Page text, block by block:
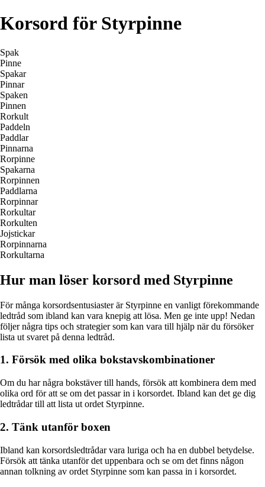
Korsord för Styrpinne
Spak
Pinne
Spakar
Pinnar
Spaken
Pinnen
Rorkult
Paddeln
Paddlar
Pinnarna
Rorpinne
Spakarna
Rorpinnen
Paddlarna
Rorpinnar
Rorkultar
Rorkulten
Jojstickar
Rorpinnarna
Rorkultarna
Hur man löser korsord med Styrpinne
För många korsordsentusiaster är Styrpinne en vanligt förekommande
ledtråd som ibland kan vara knepig att lösa. Men ge inte upp! Nedan
följer några tips och strategier som kan vara till hjälp när du försöker
lista ut svaret på denna ledtråd.
1. Försök med olika bokstavskombinationer
Om du har några bokstäver till hands, försök att kombinera dem med
olika ord för att se om det passar in i korsordet. Ibland kan det ge dig
ledtrådar till att lista ut ordet Styrpinne.
2. Tänk utanför boxen
Ibland kan korsordsledtrådar vara luriga och ha en dubbel betydelse.
Försök att tänka utanför det uppenbara och se om det finns någon
annan tolkning av ordet Styrpinne som kan passa in i korsordet.